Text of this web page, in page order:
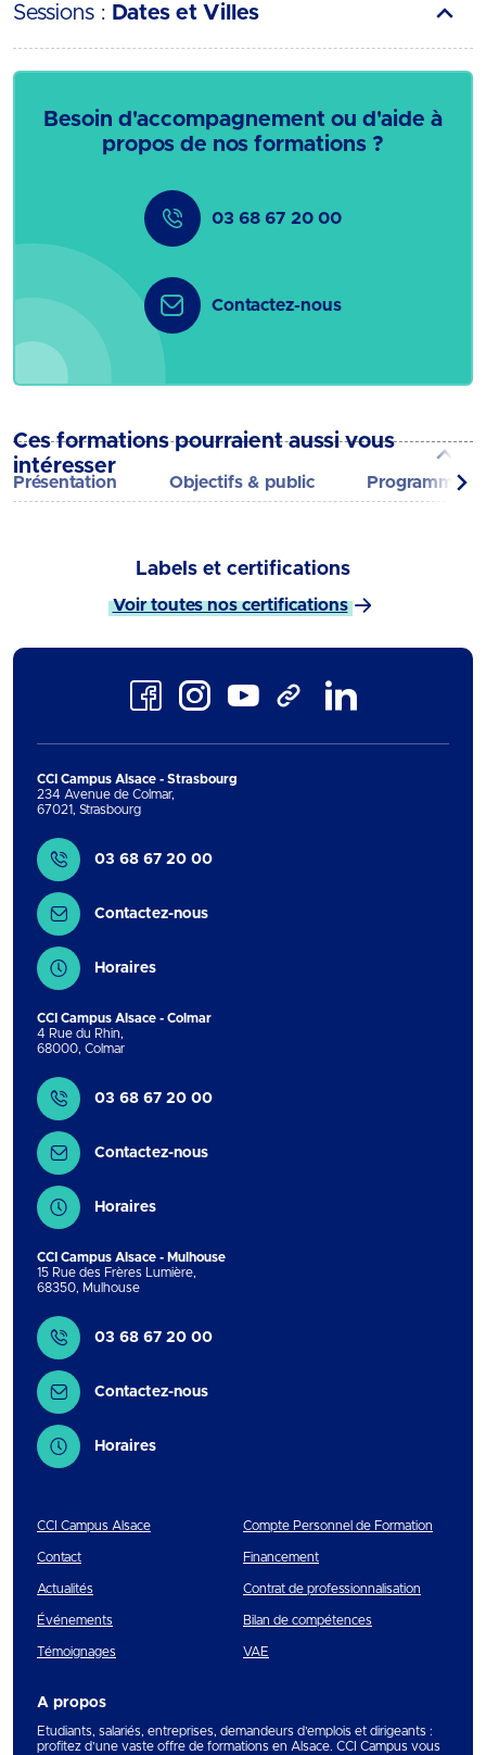
Présentation Objectifs & public Programme
Sessions : Dates et Villes
Besoin d'accompagnement ou d'aide à
propos de nos formations ?
03 68 67 20 00
Contactez-nous
Ces formations pourraient aussi vous
intéresser
Labels et certifications
Voir toutes nos certifications
FacebookInstagramYoutube TikTok
CCI Campus Alsace - Strasbourg
234 Avenue de Colmar,
67021, Strasbourg
Contact
03 68 67 20 00
Contactez-nous
Horaires
CCI Campus Alsace - Colmar
4 Rue du Rhin,
68000, Colmar
Contact
03 68 67 20 00
Contactez-nous
Horaires
CCI Campus Alsace - Mulhouse
15 Rue des Frères Lumière,
68350, Mulhouse
Contact
03 68 67 20 00
Contactez-nous
Horaires
CCI Campus Alsace
Contact
Actualités
Événements
Témoignages
Compte Personnel de Formation
Financement
Contrat de professionnalisation
Bilan de compétences
VAE
A propos
Etudiants, salariés, entreprises, demandeurs d’emplois et dirigeants :
profitez d’une vaste offre de formations en Alsace. CCI Campus vous